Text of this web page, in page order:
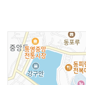
메뉴인데 볼락에 큼직하게
마늘과 고춧가루, 고추 등으
통영식으로 1인분씩 국그릇
케이블카와 동피랑 벽화마을